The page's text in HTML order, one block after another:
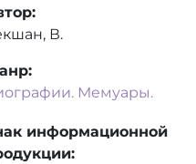
В.
Мемуары.
информационной